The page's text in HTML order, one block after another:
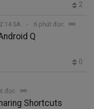
2
SA 6 phút đọc
Q
0
đọc
Shortcuts